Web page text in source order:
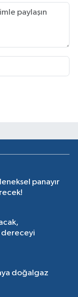
panayır
doğalgaz